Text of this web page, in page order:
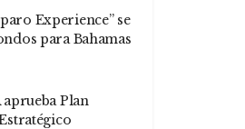
Experience” se
para Bahamas
aprueba Plan